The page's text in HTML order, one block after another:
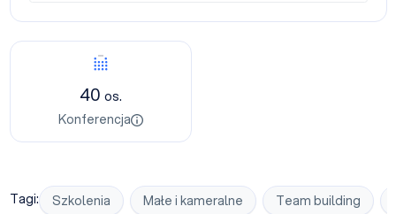
Konferencja
40 os.
Konferencja
Tagi: Szkolenia Małe i kameralne Team building